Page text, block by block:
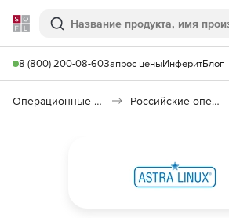
Softline
Поиск
8 (800) 200-08-60Запрос ценыИнферитБлог
Операционные системы Российские операционные системы (Импортозамещение)